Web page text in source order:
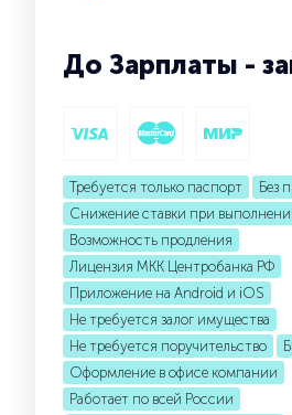
До Зарплаты -
Требуется только паспорт
Без
Снижение ставки при
Возможность продления
Лицензия МКК Центробанка РФ
Приложение на Android и iOS
Не требуется залог имущества
Не требуется поручительство
Оформление в офисе компании
Работает по всей России